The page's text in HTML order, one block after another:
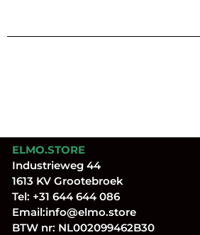
ELMO.STORE
Industrieweg 44
1613 KV Grootebroek
Tel: +31 644 644 086
Email:info@elmo.store
BTW nr: NL002099462B30